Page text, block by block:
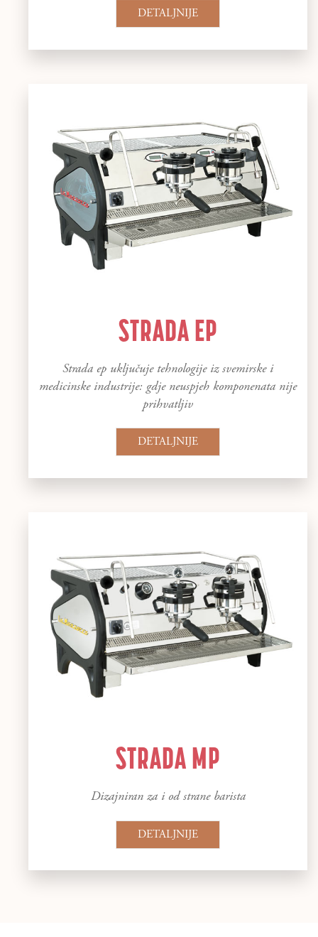
DETALJNIJE
STRADA EP
Strada ep uključuje tehnologije iz svemirske i
medicinske industrije: gdje neuspjeh komponenata nije
prihvatljiv
DETALJNIJE
STRADA MP
Dizajniran za i od strane barista
DETALJNIJE